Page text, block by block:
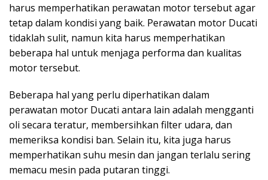
harus memperhatikan perawatan motor tersebut agar
tetap dalam kondisi yang baik. Perawatan motor Ducati
tidaklah sulit, namun kita harus memperhatikan
beberapa hal untuk menjaga performa dan kualitas
motor tersebut.
Beberapa hal yang perlu diperhatikan dalam
perawatan motor Ducati antara lain adalah mengganti
oli secara teratur, membersihkan filter udara, dan
memeriksa kondisi ban. Selain itu, kita juga harus
memperhatikan suhu mesin dan jangan terlalu sering
memacu mesin pada putaran tinggi.